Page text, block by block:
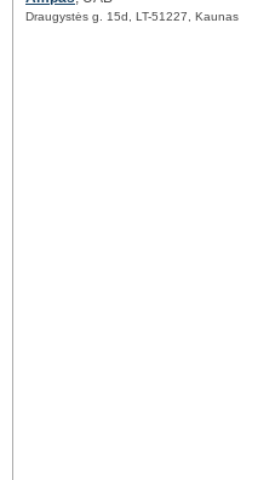
Draugystės g. 15d, LT-51227, Kaunas